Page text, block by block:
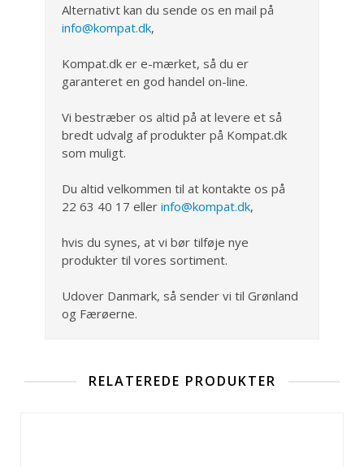
Alternativt kan du sende os en mail på
info@kompat.dk,
Kompat.dk er e-mærket, så du er
garanteret en god handel on-line.
Vi bestræber os altid på at levere et så
bredt udvalg af produkter på Kompat.dk
som muligt.
Du altid velkommen til at kontakte os på
22 63 40 17 eller info@kompat.dk,
hvis du synes, at vi bør tilføje nye
produkter til vores sortiment.
Udover Danmark, så sender vi til Grønland
og Færøerne.
RELATEREDE PRODUKTER